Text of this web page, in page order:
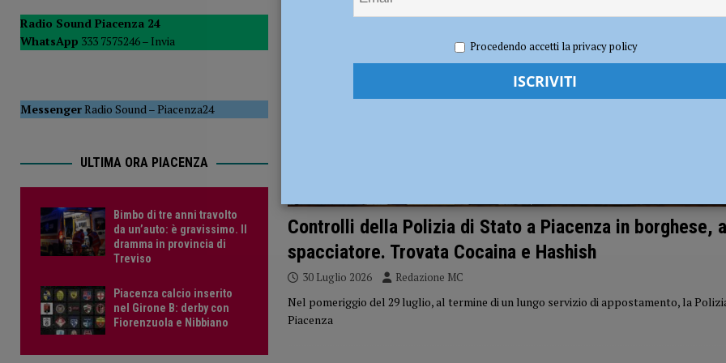
[ 6 Agosto 2026 ] Droga sulle strade, controlli a tappeto dei carabinieri: sette segnalati e stupefacenti sequestrati CRONACA
PIACENZA
Controlli della Polizia di Stato a Piacenza in borghese,
spacciatore. Trovata Cocaina e Hashish
30 Luglio 2026 Redazione MC
Nel pomeriggio del 29 luglio, al termine di un lungo servizio di appostamento, la
Piacenza
Radio Sound Piacenza 24
WhatsApp 333 7575246 – Invia
MessengerRadio Sound–Piacenza24
ULTIMA ORA PIACENZA
Bimbo di tre anni travolto
da un’auto: è gravissimo. Il
dramma in provincia di
Treviso
Piacenza calcio inserito
nel Girone B: derby con
Fiorenzuola e Nibbiano
Procedendo accetti la privacy policy